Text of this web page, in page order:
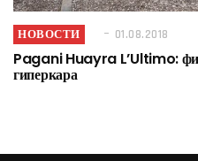
НОВОСТИ 01.08.2018
Pagani Huayra L’Ultimo:
гиперкара